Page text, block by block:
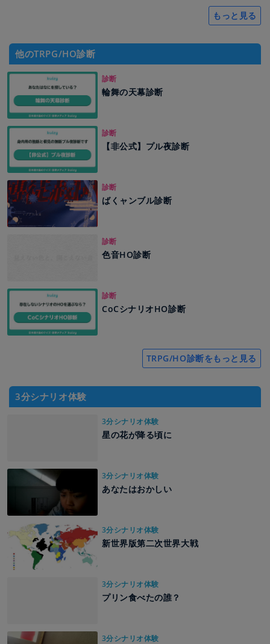
もっと見る
他のTRPG/HO診断
診断
輪舞の天幕診断
診断
【非公式】プル夜診断
診断
ばくャンブル診断
診断
色音HO診断
診断
CoCシナリオHO診断
TRPG/HO診断をもっと見る
3分シナリオ体験
3分シナリオ体験
星の花が降る頃に
3分シナリオ体験
あなたはおかしい
3分シナリオ体験
新世界版第二次世界大戦
3分シナリオ体験
プリン食べたの誰？
3分シナリオ体験